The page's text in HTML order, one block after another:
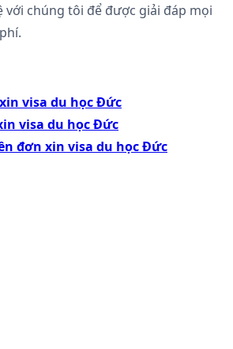
với chúng tôi để được giải đáp mọi
visa du học Đức
visa du học Đức
đơn xin visa du học Đức